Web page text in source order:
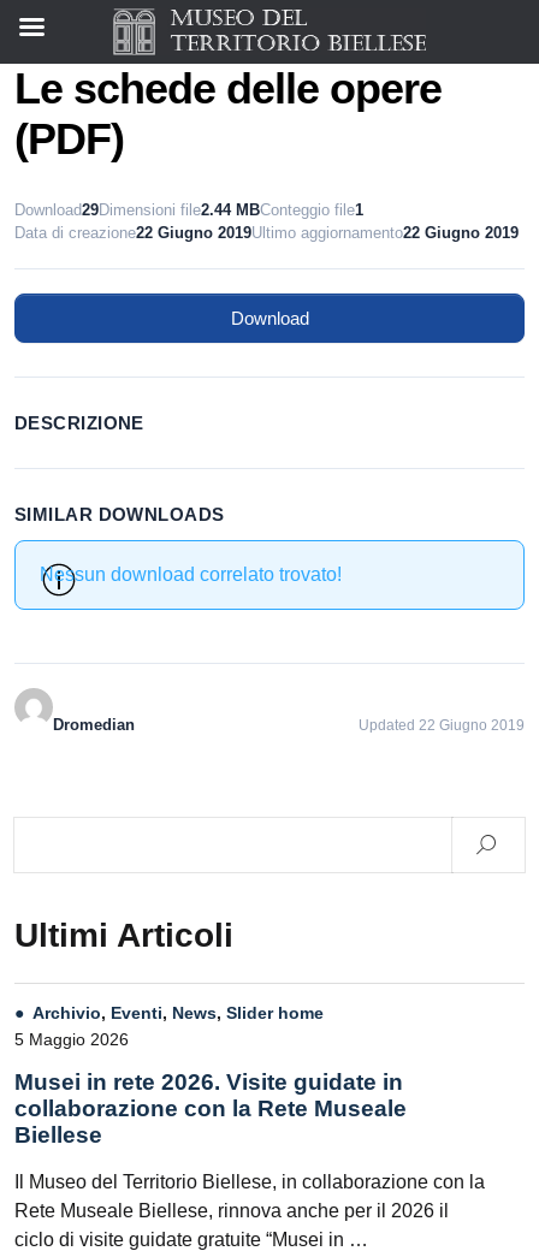
Le schede delle opere
(PDF)
Download29Dimensioni file2.44 MBConteggio file1
Data di creazione22 Giugno 2019Ultimo aggiornamento22 Giugno 2019
Download
DESCRIZIONE
SIMILAR DOWNLOADS
Nessun download correlato trovato!
Dromedian Updated 22 Giugno 2019
Ultimi Articoli
Archivio, Eventi, News, Slider home
5 Maggio 2026
Musei in rete 2026. Visite guidate in
collaborazione con la Rete Museale
Biellese
Il Museo del Territorio Biellese, in collaborazione con la
Rete Museale Biellese, rinnova anche per il 2026 il
ciclo di visite guidate gratuite “Musei in …